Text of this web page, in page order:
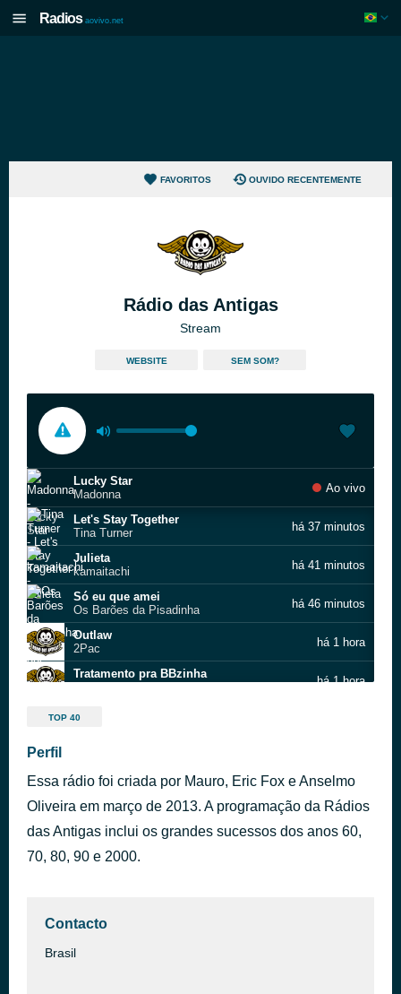
Radios aovivo.net
FAVORITOS OUVIDO RECENTEMENTE
Rádio das Antigas
Stream
WEBSITE SEM SOM?
Lucky Star
Madonna
Ao vivo
Let's Stay Together
Tina Turner
há 37 minutos
Julieta
kamaitachi
há 41 minutos
Só eu que amei
Os Barões da Pisadinha
há 46 minutos
Outlaw
2Pac
há 1 hora
Tratamento pra BBzinha
há 1 hora
Champagne Supernova
Ate parar de bater
Reação em Cadeia
Like a Stone
Audioslave
há 2 horas
TOP 40
Perfil
Essa rádio foi criada por Mauro, Eric Fox e Anselmo
Oliveira em março de 2013. A programação da Rádios
das Antigas inclui os grandes sucessos dos anos 60,
70, 80, 90 e 2000.
Contacto
Brasil